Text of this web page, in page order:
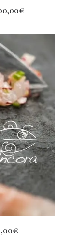
€
€